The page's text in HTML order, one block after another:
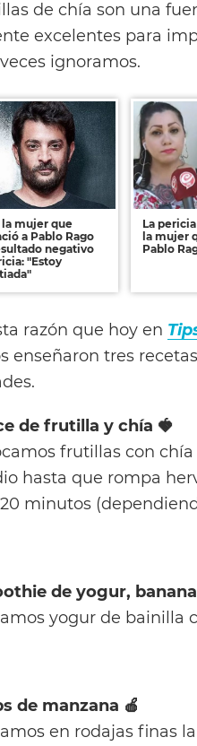
de chía son una
excelentes para
ignoramos.
la mujer que
a Pablo Rago
negativo
"Estoy
La
la mujer
Pablo
razón que hoy en
enseñaron tres
de frutilla y chía 🍓
frutillas con
hasta que rompa
20 minutos
de yogur, banana
yogur de bainilla
de manzana 🍎
en rodajas finas